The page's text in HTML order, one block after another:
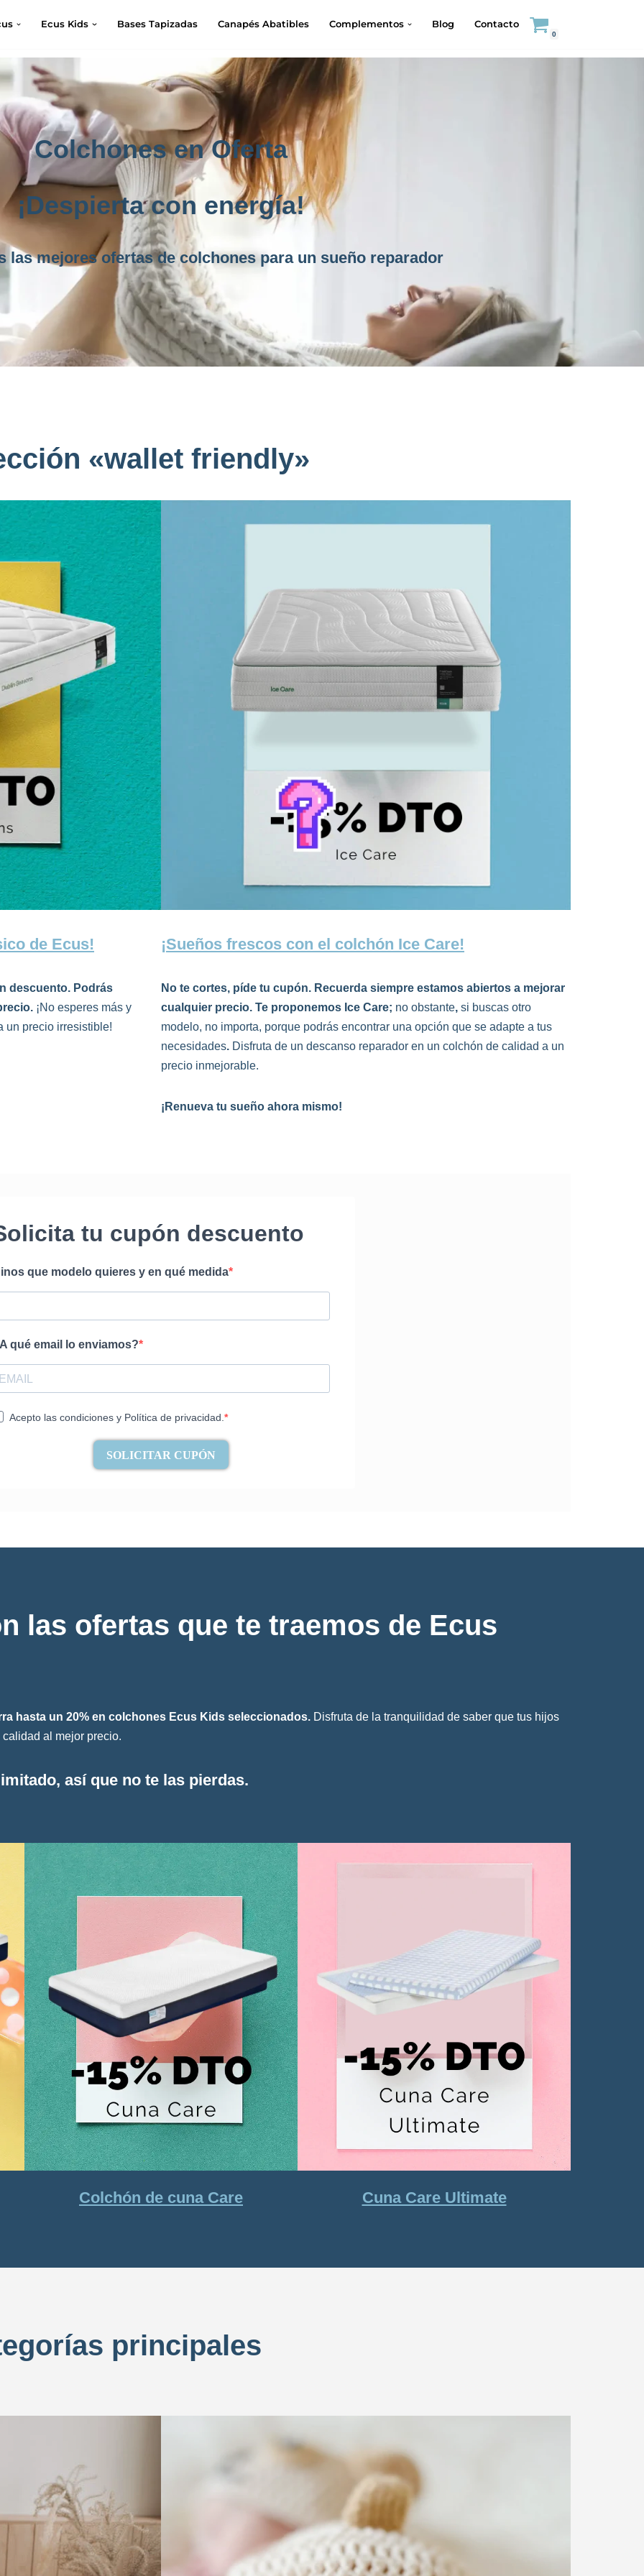
Ecus Kids Bases Tapizadas Canapés Abatibles Complementos Blog Contacto
0
Colchones en Oferta
¡Despierta con energía!
las mejores ofertas de colchones para un sueño reparador
«wallet friendly»
de Ecus!
descuento. Podrás
¡No esperes más y
un precio irresistible!
¡Sueños frescos con el colchón Ice Care!
No te cortes, píde tu cupón. Recuerda siempre estamos abiertos a mejorar
cualquier precio. Te proponemos Ice Care; no obstante, si buscas otro
modelo, no importa, porque podrás encontrar una opción que se adapte a tus
necesidades. Disfruta de un descanso reparador en un colchón de calidad a un
precio inmejorable.
¡Renueva tu sueño ahora mismo!
tu cupón descuento
que modelo quieres y en qué medida
qué email lo enviamos?
Acepto las condiciones y Política de privacidad.
SOLICITAR CUPÓN
las ofertas que te traemos de Ecus
hasta un 20% en colchones Ecus Kids seleccionados. Disfruta de la tranquilidad de saber que tus hijos
al mejor precio.
así que no te las pierdas.
Colchón de cuna Care Cuna Care Ultimate
principales